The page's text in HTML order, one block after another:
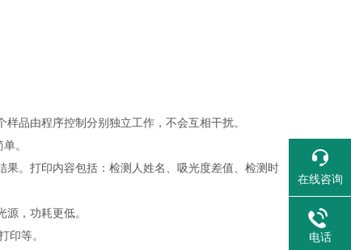
品由程序控制分别独立工作，不会互相干扰。
。
。打印内容包括：检测人姓名、吸光度差值、检测时
，功耗更低。
印等。
在线咨询
电话